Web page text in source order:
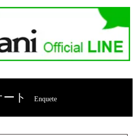
ト Enquete